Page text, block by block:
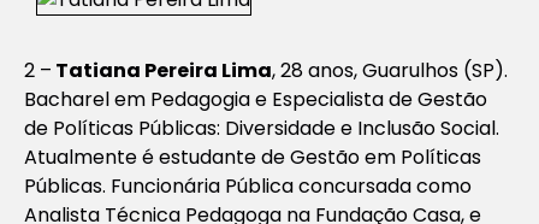
2 – Tatiana Pereira Lima, 28 anos, Guarulhos (SP).
Bacharel em Pedagogia e Especialista de Gestão
de Políticas Públicas: Diversidade e Inclusão Social.
Atualmente é estudante de Gestão em Políticas
Públicas. Funcionária Pública concursada como
Analista Técnica Pedagoga na Fundação Casa, e